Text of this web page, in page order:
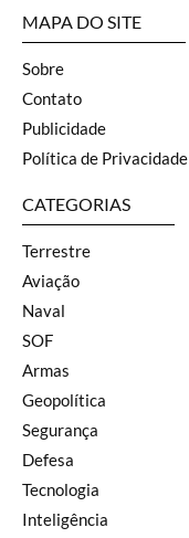
MAPA DO SITE
Sobre
Contato
Publicidade
Política de Privacidade
CATEGORIAS
Terrestre
Aviação
Naval
SOF
Armas
Geopolítica
Segurança
Defesa
Tecnologia
Inteligência